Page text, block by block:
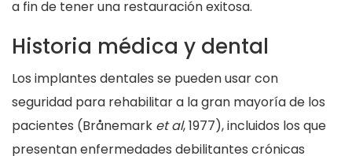
a fin de tener una restauración exitosa.
Historia médica y dental
Los implantes dentales se pueden usar con
seguridad para rehabilitar a la gran mayoría de los
pacientes (Brånemark et al, 1977), incluidos los que
presentan enfermedades debilitantes crónicas